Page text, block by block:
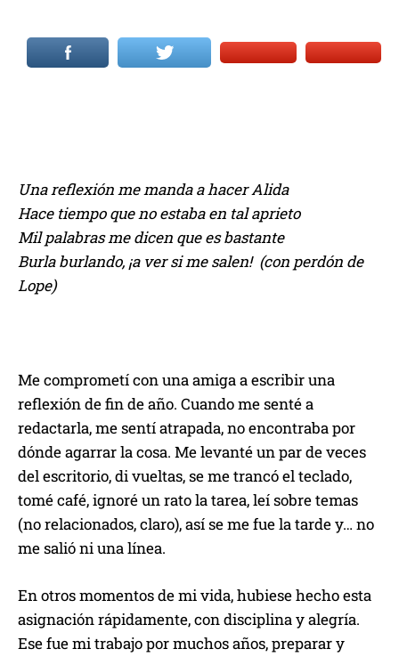
Una reflexión me manda a hacer Alida
Hace tiempo que no estaba en tal aprieto
Mil palabras me dicen que es bastante
Burla burlando, ¡a ver si me salen! (con perdón de
Lope)
Me comprometí con una amiga a escribir una
reflexión de fin de año. Cuando me senté a
redactarla, me sentí atrapada, no encontraba por
dónde agarrar la cosa. Me levanté un par de veces
del escritorio, di vueltas, se me trancó el teclado,
tomé café, ignoré un rato la tarea, leí sobre temas
(no relacionados, claro), así se me fue la tarde y… no
me salió ni una línea.
En otros momentos de mi vida, hubiese hecho esta
asignación rápidamente, con disciplina y alegría.
Ese fue mi trabajo por muchos años, preparar y